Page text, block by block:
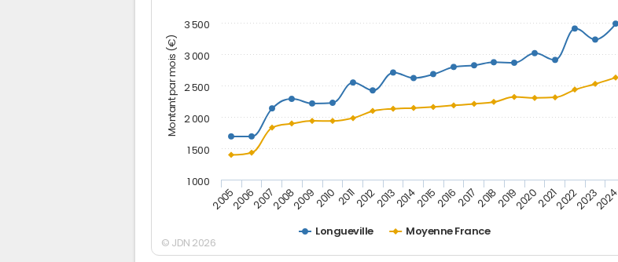
Montant par mois (€)
Longueville Moyenne France
200520062007200820092010 20112012201320142015201620172018201920202021202220232024
1 000
1 500
2 000
2 500
3 000
3 500
© JDN 2026